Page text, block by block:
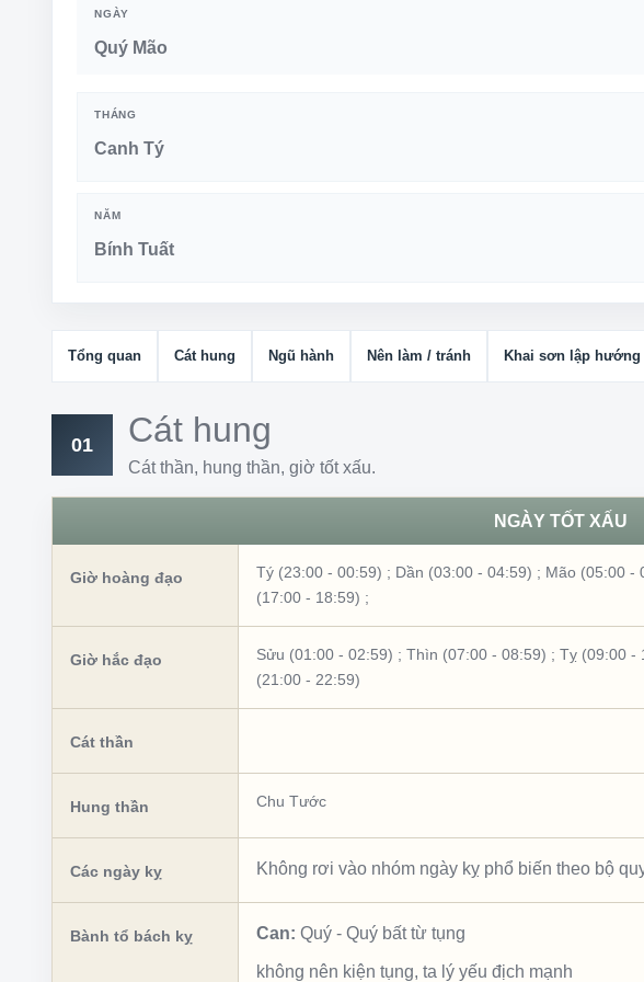
NGÀY
Quý Mão
THÁNG
Canh Tý
NĂM
Bính Tuất
Tổng quan Cát hung Ngũ hành Nên làm / tránh Khai sơn lập hướng
01 Cát hung
Cát thần, hung thần, giờ tốt xấu.
NGÀY TỐT XẤU
Giờ hoàng đạo Tý (23:00 - 00:59) ; Dần (03:00 - 04:59) ; Mão (05:00 -
(17:00 - 18:59) ;
Giờ hắc đạo Sửu (01:00 - 02:59) ; Thìn (07:00 - 08:59) ; Tỵ (09:00 -
(21:00 - 22:59)
Cát thần
Hung thần Chu Tước
Các ngày kỵ Không rơi vào nhóm ngày kỵ phổ biến theo bộ
Bành tổ bách kỵ Can: Quý - Quý bất từ tụng
không nên kiện tụng, ta lý yếu địch mạnh